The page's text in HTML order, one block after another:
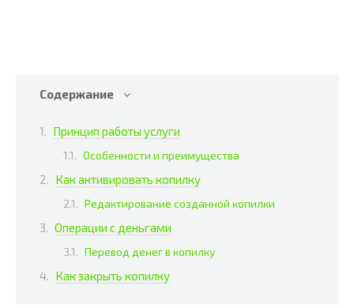
Содержание
Принцип работы услуги
Особенности и преимущества
Как активировать копилку
Редактирование созданной копилки
Операции с деньгами
Перевод денег в копилку
Как закрыть копилку